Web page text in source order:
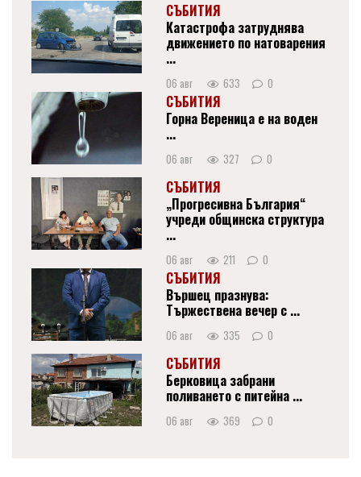
СЪБИТИЯ
Катастрофа затруднява
движението по натоварения
...
06 авг 633 0
СЪБИТИЯ
Горна Вереница е на воден
...
06 авг 327 0
СЪБИТИЯ
„Прогресивна България“
учреди общинска структура
...
06 авг 211 0
СЪБИТИЯ
Вършец празнува:
Тържествена вечер с ...
06 авг 335 0
СЪБИТИЯ
Берковица забрани
поливането с питейна ...
06 авг 369 0